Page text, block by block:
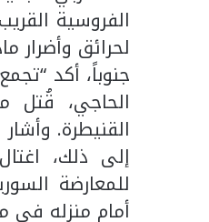
لحرائق وأضرار
جنوباً، أكد
الحاجي، قُتل
القنيطرة.
إلى ذلك،
للمعارضة
أمام منزله